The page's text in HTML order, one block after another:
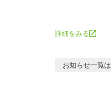
詳細をみる
お知らせ一覧